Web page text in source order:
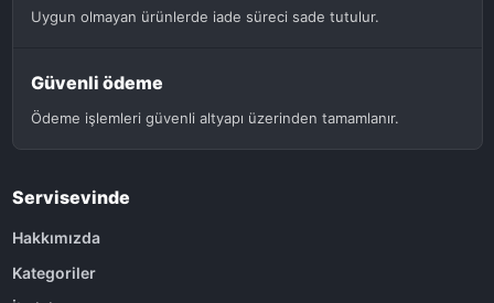
Uygun olmayan ürünlerde iade süreci sade tutulur.
Güvenli ödeme
Ödeme işlemleri güvenli altyapı üzerinden tamamlanır.
Servisevinde
Hakkımızda
Kategoriler